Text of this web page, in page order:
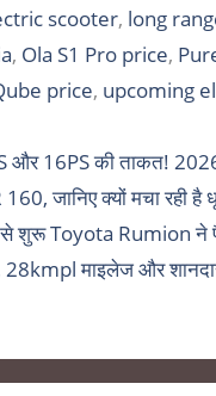
scooter, long
, Ola S1 Pro price,
price, upcoming
और 16PS की ताकत!
जानिए क्यों मचा रही है
शुरू Toyota Rumion ने
28kmpl माइलेज और